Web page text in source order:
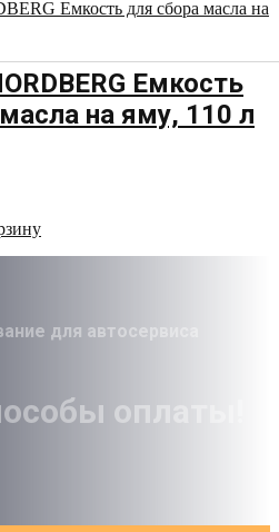
Емкость
на яму, 110 л
для автосервиса
оплаты!